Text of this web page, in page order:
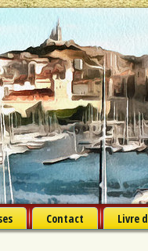
Contact Livre